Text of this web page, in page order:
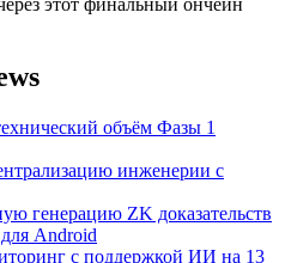
этот финальный ончейн
объём Фазы 1
инженерии с
генерацию ZK доказательств
Android
с поддержкой ИИ на 13